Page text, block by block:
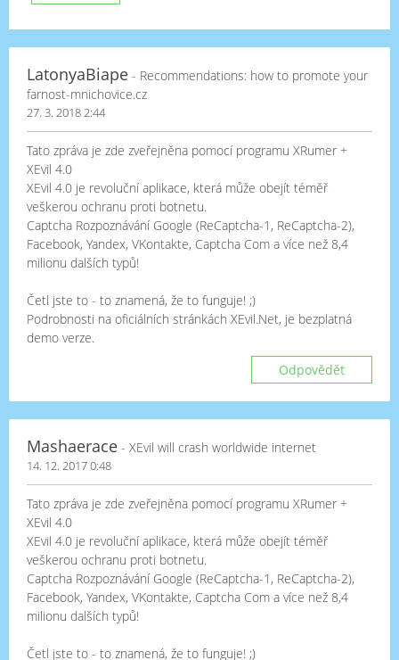
LatonyaBiape - Recommendations: how to promote your
farnost-mnichovice.cz
27. 3. 2018 2:44
Tato zpráva je zde zveřejněna pomocí programu XRumer +
XEvil 4.0
XEvil 4.0 je revoluční aplikace, která může obejít téměř
veškerou ochranu proti botnetu.
Captcha Rozpoznávání Google (ReCaptcha-1, ReCaptcha-2),
Facebook, Yandex, VKontakte, Captcha Com a více než 8,4
milionu dalších typů!
Četl jste to - to znamená, že to funguje! ;)
Podrobnosti na oficiálních stránkách XEvil.Net, je bezplatná
demo verze.
Odpovědět
Mashaerace - XEvil will crash worldwide internet
14. 12. 2017 0:48
Tato zpráva je zde zveřejněna pomocí programu XRumer +
XEvil 4.0
XEvil 4.0 je revoluční aplikace, která může obejít téměř
veškerou ochranu proti botnetu.
Captcha Rozpoznávání Google (ReCaptcha-1, ReCaptcha-2),
Facebook, Yandex, VKontakte, Captcha Com a více než 8,4
milionu dalších typů!
Četl jste to - to znamená, že to funguje! ;)